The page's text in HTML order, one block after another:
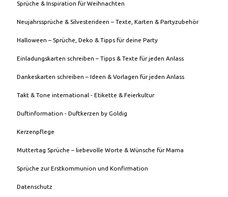
Sprüche & Inspiration für Weihnachten
Neujahrssprüche & Silvesterideen – Texte, Karten & Partyzubehör
Halloween – Sprüche, Deko & Tipps für deine Party
Einladungskarten schreiben – Tipps & Texte für jeden Anlass
Dankeskarten schreiben – Ideen & Vorlagen für jeden Anlass
Takt & Tone international - Etikette & Feierkultur
Duftinformation - Duftkerzen by Goldig
Kerzenpflege
Muttertag Sprüche – liebevolle Worte & Wünsche für Mama
Sprüche zur Erstkommunion und Konfirmation
Datenschutz